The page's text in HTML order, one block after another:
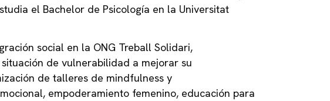
el Bachelor de Psicología en la Universitat
social en la ONG Treball Solidari,
de vulnerabilidad a mejorar su
de talleres de mindfulness y
empoderamiento femenino, educación para